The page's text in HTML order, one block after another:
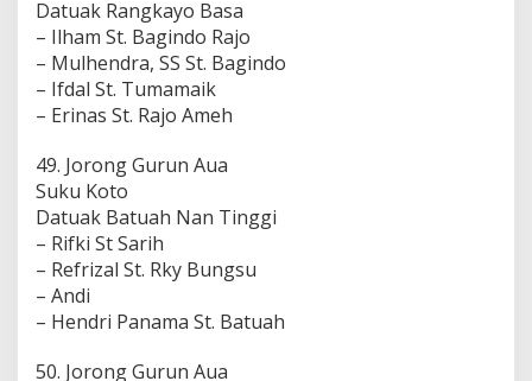
Datuak Rangkayo Basa
– Ilham St. Bagindo Rajo
– Mulhendra, SS St. Bagindo
– Ifdal St. Tumamaik
– Erinas St. Rajo Ameh
49. Jorong Gurun Aua
Suku Koto
Datuak Batuah Nan Tinggi
– Rifki St Sarih
– Refrizal St. Rky Bungsu
– Andi
– Hendri Panama St. Batuah
50. Jorong Gurun Aua